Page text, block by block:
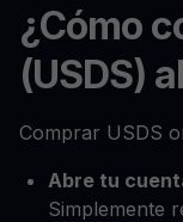
¿Cómo
(USDS)
Comprar USDS
Abre tu
Simplemente